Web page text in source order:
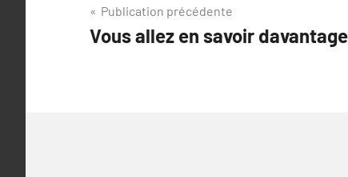
Navigation
de
Publication précédente
Vous allez en savoir